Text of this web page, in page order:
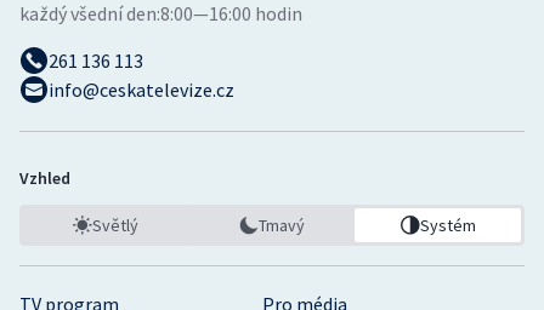
TV program
Pro média
každý všední den:8:00—16:00 hodin
261 136 113
info@ceskatelevize.cz
Vzhled
Světlý Tmavý Systém